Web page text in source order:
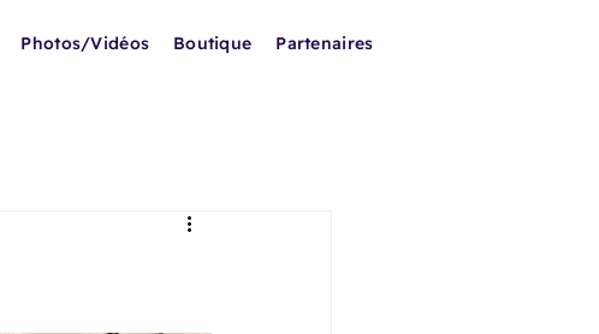
Photos/Vidéos Boutique Partenaires